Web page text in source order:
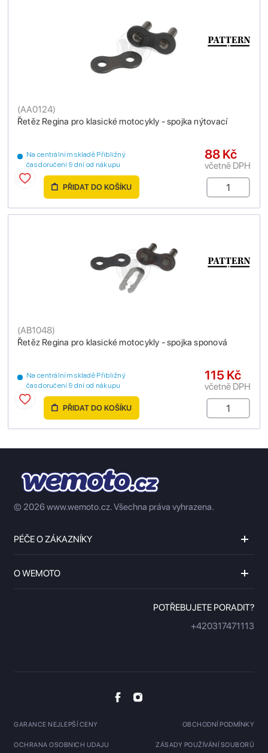
Řetěz Regina pro klasické motocykly - spojka nýtovací
(AA0124)
Na centrálním skladě Přibližný
čas doručení 9 dní od nákupu
88 Kč
včetně DPH
PŘIDAT DO KOŠÍKU
Řetěz Regina pro klasické motocykly - spojka sponová
(AB1048)
Na centrálním skladě Přibližný
čas doručení 9 dní od nákupu
115 Kč
včetně DPH
PŘIDAT DO KOŠÍKU
© 2026 www.wemoto.cz.Všechna práva vyhrazena.
PÉČE O ZÁKAZNÍKY
O WEMOTO
POTŘEBUJETE PORADIT?
+420317471113
GARANCE NEJLEPŠÍ CENY OBCHODNÍ PODMÍNKY
OCHRANA OSOBNICH UDAJU ZÁSADY POUŽÍVÁNÍ SOUBORŮ